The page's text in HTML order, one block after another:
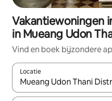
Vakantiewoningen
in Mueang Udon
Vind en boek bijzondere
Locatie
Wanneer er suggesties